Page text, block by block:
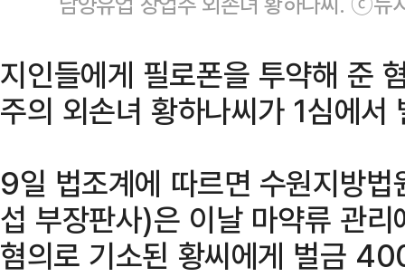
지인들에게 필로폰을 투약해 준
주의 외손녀 황하나씨가 1심에서
9일 법조계에 따르면 수원지방
섭 부장판사)은 이날 마약류 관
혐의로 기소된 황씨에게 벌금